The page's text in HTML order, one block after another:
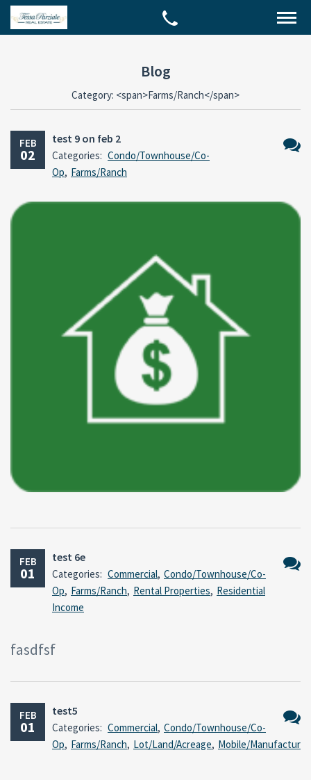
Blog
Category: <span>Farms/Ranch</span>
FEB
02
test 9 on feb 2
Categories: Condo/Townhouse/Co-
Op, Farms/Ranch
FEB
01
test 6e
Categories: Commercial, Condo/Townhouse/Co-
Op, Farms/Ranch, Rental Properties, Residential
Income
fasdfsf
FEB
01
test5
Categories: Commercial, Condo/Townhouse/Co-
Op, Farms/Ranch, Lot/Land/Acreage, Mobile/Manufactured